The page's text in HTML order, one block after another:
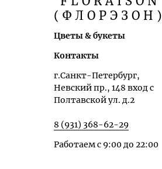
(ФЛОРЭЗОН)
Цветы & букеты
Контакты
г.Санкт-Петербург,
Невский пр., 148 вход с
Полтавской ул. д.2
8 (931) 368-62-29
Работаем с 9:00 до 22:00